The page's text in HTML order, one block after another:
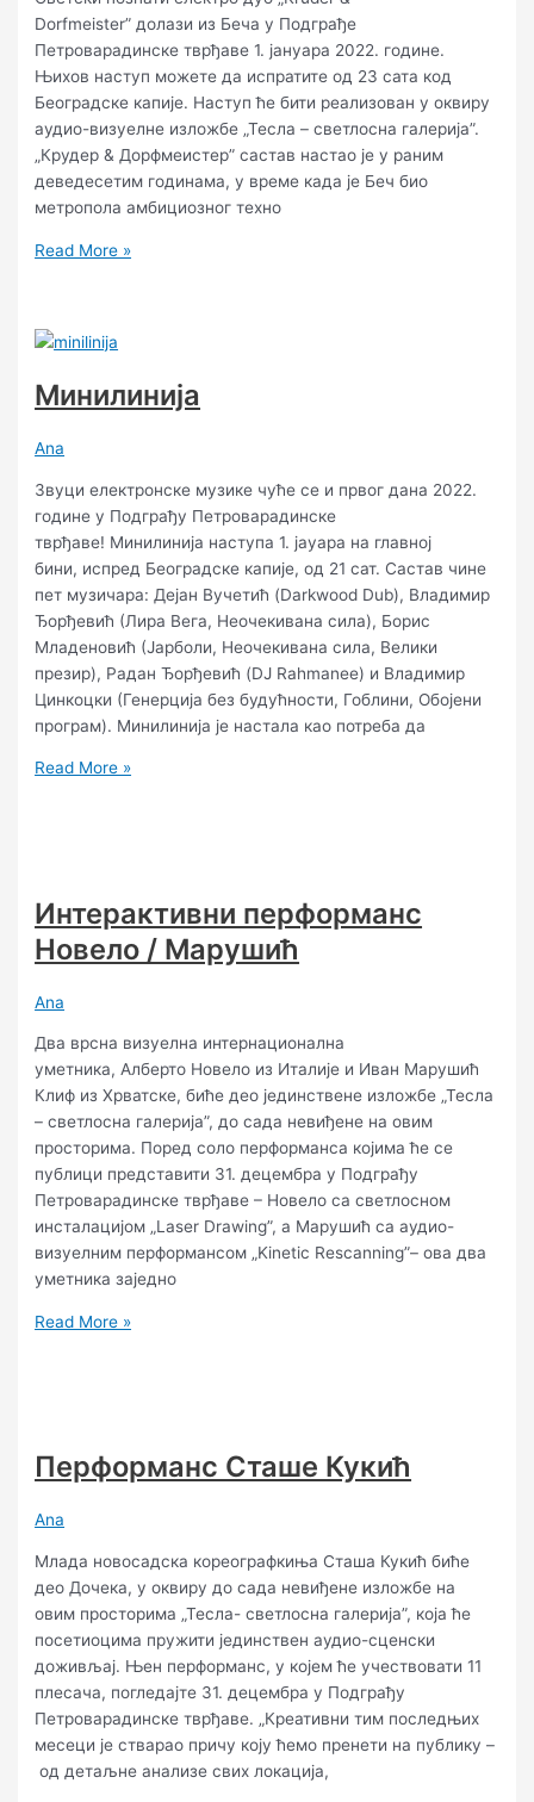
Dorfmeister” долази из Беча у Подграђе
Петроварадинске тврђаве 1. јануара 2022. године.
Њихов наступ можете да испратите од 23 сата код
Београдске капије. Наступ ће бити реализован у оквиру
аудио-визуелне изложбе „Тесла – светлосна галерија”.
„Крудер & Дорфмеистер” састав настао је у раним
деведесетим годинама, у време када је Беч био
метропола амбициозног техно
Read More »
Минилинија
Ana
Звуци електронске музике чуће се и првог дана 2022.
године у Подграђу Петроварадинске
тврђаве! Минилинија наступа 1. јауара на главној
бини, испред Београдске капије, од 21 сат. Састав чине
пет музичара: Дејан Вучетић (Darkwood Dub), Владимир
Ђорђевић (Лира Вега, Неочекивана сила), Борис
Младеновић (Јарболи, Неочекивана сила, Велики
презир), Радан Ђорђевић (DJ Rahmanee) и Владимир
Цинкоцки (Генерција без будућности, Гоблини, Обојени
програм). Минилинија је настала као потреба да
Read More »
Интерактивни перформанс
Новело / Марушић
Ana
Два врсна визуелна интернационална
уметника, Алберто Новело из Италије и Иван Марушић
Клиф из Хрватске, биће део јединствене изложбе „Тесла
– светлосна галерија”, до сада невиђене на овим
просторима. Поред соло перформанса којима ће се
публици представити 31. децембра у Подграђу
Петроварадинске тврђаве – Новело са светлосном
инсталацијом „Laser Drawing”, а Марушић са аудио-
визуелним перформансом „Kinetic Rescanning”– ова два
уметника заједно
Read More »
Перформанс Сташе Кукић
Ana
Млада новосадска кореографкиња Сташа Кукић биће
део Дочека, у оквиру до сада невиђене изложбе на
овим просторима „Тесла- светлосна галерија”, која ће
посетиоцима пружити јединствен аудио-сценски
доживљај. Њен перформанс, у којем ће учествовати 11
плесача, погледајте 31. децембра у Подграђу
Петроварадинске тврђаве. „Креативни тим последњих
месеци је стварао причу коју ћемо пренети на публику –
од детаљне анализе свих локација,